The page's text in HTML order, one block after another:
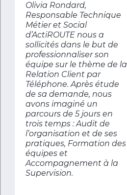
Olivia Rondard,
Responsable Technique
Métier et Social
d’ActiROUTE nous a
sollicités dans le but de
professionnaliser son
équipe sur le thème de la
Relation Client par
Téléphone. Après étude
de sa demande, nous
avons imaginé un
parcours de 5 jours en
trois temps : Audit de
l’organisation et de ses
pratiques, Formation des
équipes et
Accompagnement à la
Supervision.